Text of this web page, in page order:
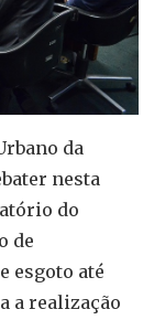
da
nesta
do
de
esgoto até
a realização